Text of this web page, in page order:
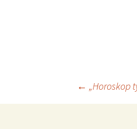
Nawigacja
← „Horoskop